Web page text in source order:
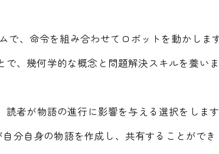
で、命令を組み合わせてロボットを動かしま
、幾何学的な概念と問題解決スキルを養い
読者が物語の進行に影響を与える選択をしま
分自身の物語を作成し、共有することがで